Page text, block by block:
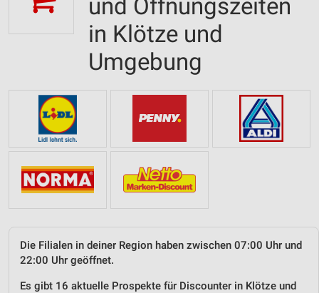
und Öffnungszeiten
in Klötze und
Umgebung
Die Filialen in deiner Region haben zwischen 07:00 Uhr und
22:00 Uhr geöffnet.
Es gibt 16 aktuelle Prospekte für Discounter in Klötze und